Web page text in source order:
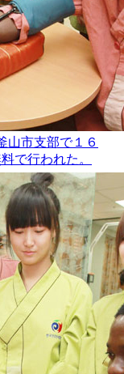
山市支部で１６
で行われた。